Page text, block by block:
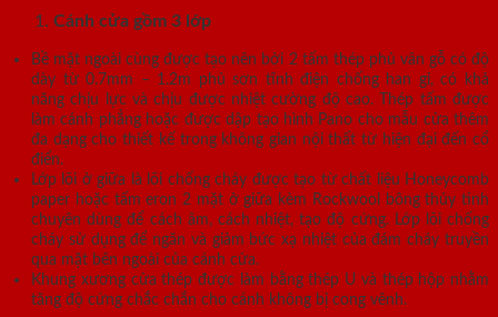
Cánh cửa gồm 3 lớp
Bề mặt ngoài cùng được tạo nên bởi 2 tấm thép phủ vân gỗ có độ
dày từ 0.7mm – 1.2m phủ sơn tĩnh điện chống han gỉ, có khả
năng chịu lực và chịu được nhiệt cường độ cao. Thép tấm được
làm cánh phẳng hoặc được dập tạo hình Pano cho mẫu cửa thêm
đa dạng cho thiết kế trong không gian nội thất từ hiện đại đến cổ
điển.
Lớp lõi ở giữa là lõi chống cháy được tạo từ chất liệu Honeycomb
paper hoặc tấm eron 2 mặt ở giữa kèm Rockwool bông thủy tinh
chuyên dùng để cách âm, cách nhiệt, tạo độ cứng. Lớp lõi chống
cháy sử dụng để ngăn và giảm bức xạ nhiệt của đám cháy truyền
qua mặt bên ngoài của cánh cửa.
Khung xương cửa thép được làm bằng thép U và thép hộp nhằm
tăng độ cứng chắc chắn cho cánh không bị cong vênh.